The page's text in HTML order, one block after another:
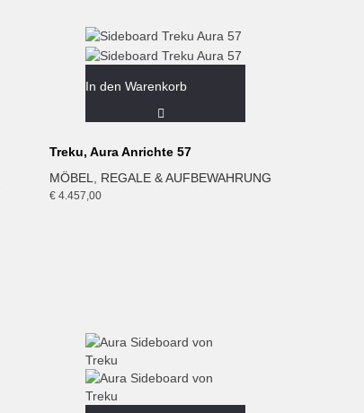
In den Warenkorb
Treku, Aura Anrichte 57
MÖBEL
REGALE & AUFBEWAHRUNG
€ 4.457,00